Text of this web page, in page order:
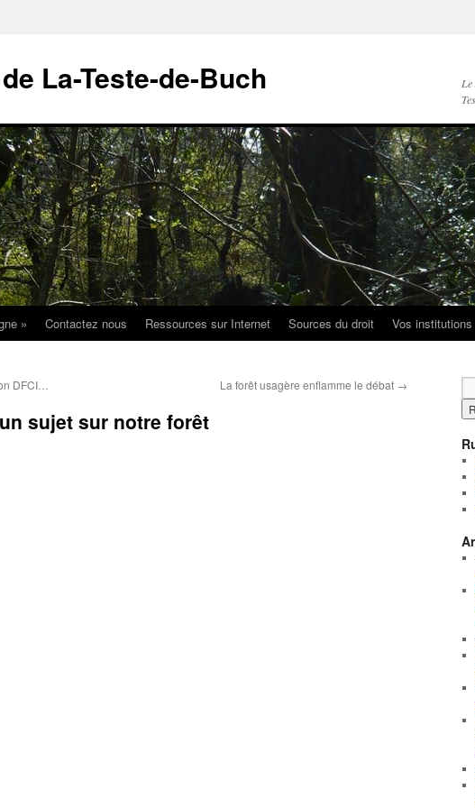
La-Teste-de-Buch
» Contactez nous Ressources sur Internet Sources du droit Vos institutions
DFCI… La forêt usagère enflamme le débat →
sujet sur notre forêt